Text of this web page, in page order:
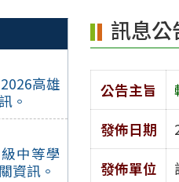
高雄
。
中等學
資訊。
訊息公
公告主旨
發佈日期
發佈單位